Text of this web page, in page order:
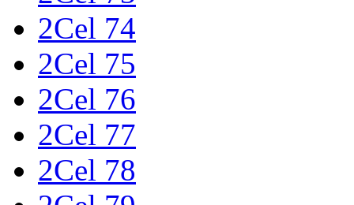
2Cel 74
2Cel 75
2Cel 76
2Cel 77
2Cel 78